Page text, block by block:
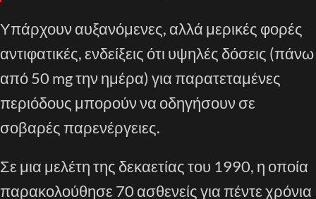
Υπάρχουν αυξανόμενες, αλλά μερικές φορές
αντιφατικές, ενδείξεις ότι υψηλές δόσεις (πάνω
από 50 mg την ημέρα) για παρατεταμένες
περιόδους μπορούν να οδηγήσουν σε
σοβαρές παρενέργειες.
Σε μια μελέτη της δεκαετίας του 1990, η οποία
παρακολούθησε 70 ασθενείς για πέντε χρόνια